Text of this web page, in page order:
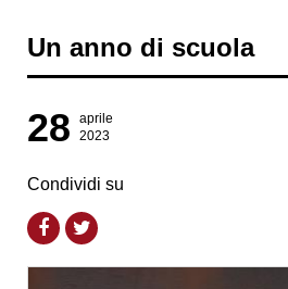
Un anno di scuola
28
aprile
2023
Condividi su